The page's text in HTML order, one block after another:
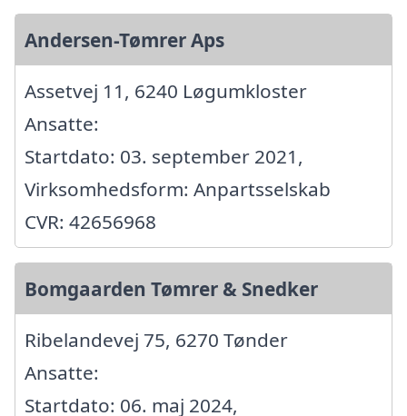
Andersen-Tømrer Aps
Assetvej 11, 6240 Løgumkloster
Ansatte:
Startdato: 03. september 2021,
Virksomhedsform: Anpartsselskab
CVR: 42656968
Bomgaarden Tømrer & Snedker
Ribelandevej 75, 6270 Tønder
Ansatte:
Startdato: 06. maj 2024,